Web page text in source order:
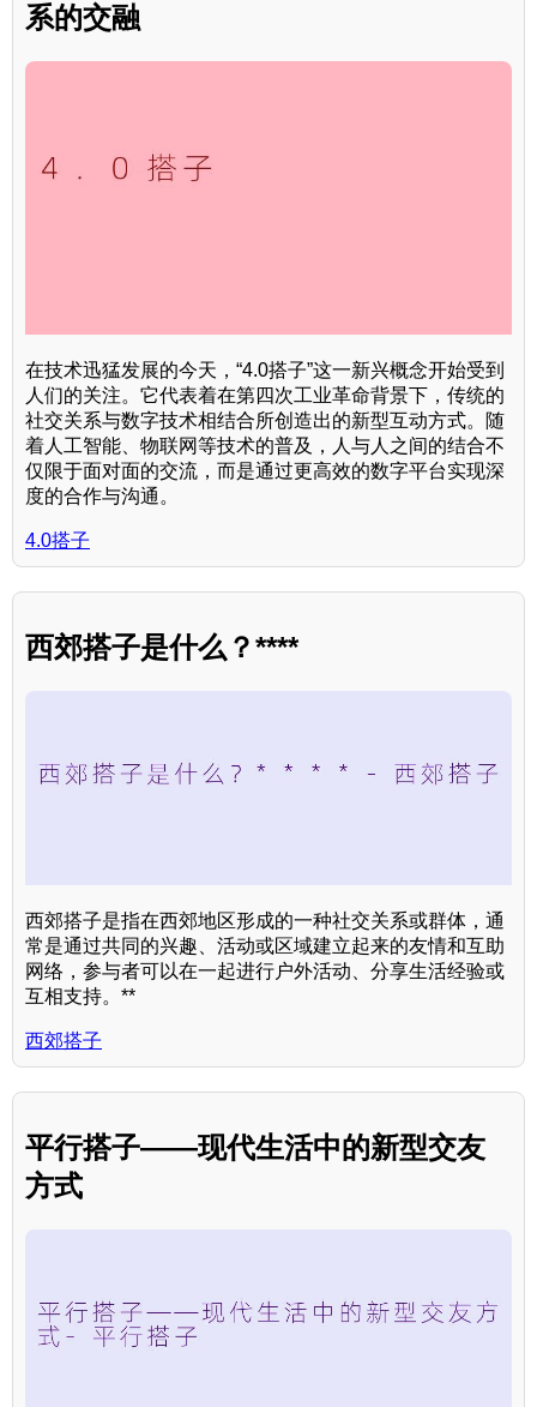
系的交融
在技术迅猛发展的今天，“4.0搭子”这一新兴概念开始受到
人们的关注。它代表着在第四次工业革命背景下，传统的
社交关系与数字技术相结合所创造出的新型互动方式。随
着人工智能、物联网等技术的普及，人与人之间的结合不
仅限于面对面的交流，而是通过更高效的数字平台实现深
度的合作与沟通。
4.0搭子
西郊搭子是什么？****
西郊搭子是指在西郊地区形成的一种社交关系或群体，通
常是通过共同的兴趣、活动或区域建立起来的友情和互助
网络，参与者可以在一起进行户外活动、分享生活经验或
互相支持。**
西郊搭子
平行搭子——现代生活中的新型交友
方式